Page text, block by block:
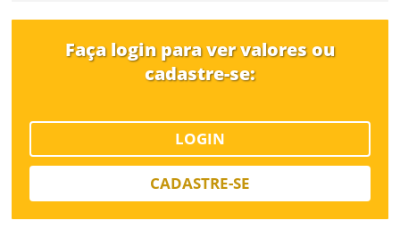
Faça login para ver valores ou
cadastre-se:
LOGIN
CADASTRE-SE
Status
SALVAR